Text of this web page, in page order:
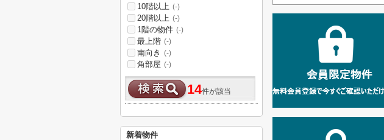
10階以上 (-)
20階以上 (-)
1階の物件 (-)
最上階 (-)
南向き (-)
角部屋 (-)
14件が該当
新着物件